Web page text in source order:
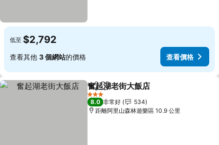
低至 $2,792
查看其他 3 個網站的價格 查看價格
分享 加入我的最愛
奮起湖老街大飯店
3 星級
8.0 非常好
534
距離阿里山森林遊樂區 10.9 公里